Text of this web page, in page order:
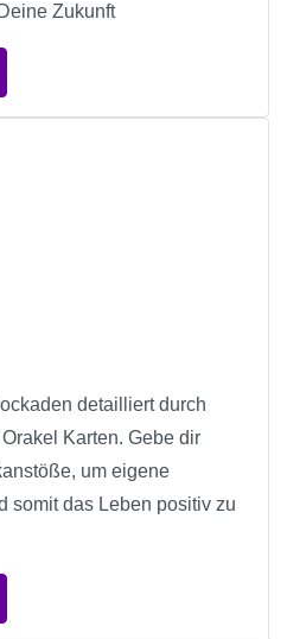
Zukunft
detailliert durch
Karten. Gebe dir
um eigene
somit das Leben positiv zu